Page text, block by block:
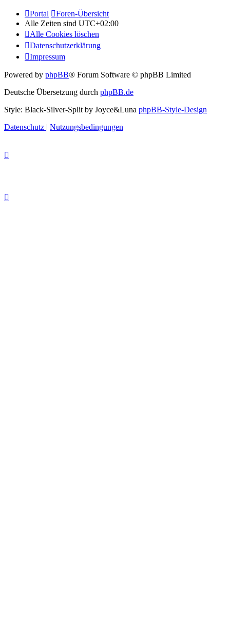
Portal
Foren-Übersicht
Alle Zeiten sind UTC+02:00
Alle Cookies löschen
Datenschutzerklärung
Impressum
Powered by phpBB® Forum Software © phpBB Limited
Deutsche Übersetzung durch phpBB.de
Style: Black-Silver-Split by Joyce&Luna phpBB-Style-Design
Datenschutz | Nutzungsbedingungen